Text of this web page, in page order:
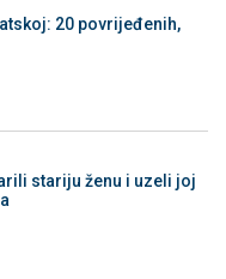
20 povrijeđenih,
stariju ženu i uzeli joj